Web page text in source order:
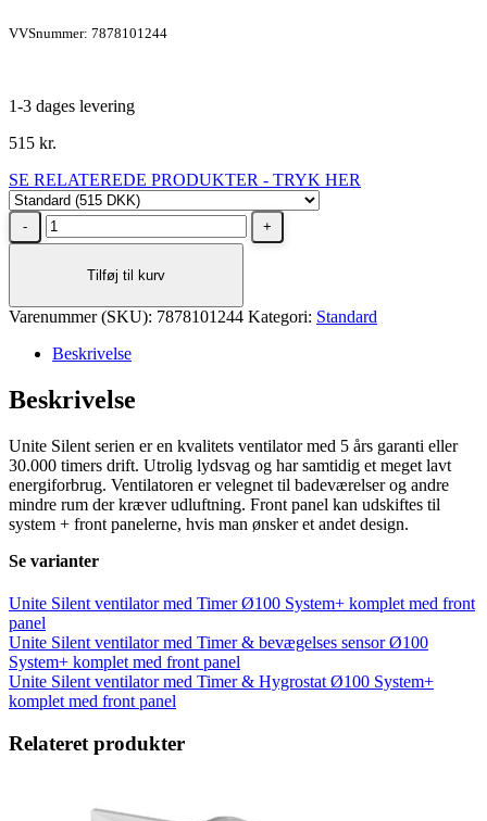
VVSnummer: 7878101244
1-3 dages levering
515 kr.
SE RELATEREDE PRODUKTER - TRYK HER
Unite
Silent
standard
System+
med
panel,
UNITE-
antal
Tilføj til kurv
Varenummer (SKU): 7878101244 Kategori: Standard
Beskrivelse
Beskrivelse
Unite Silent serien er en kvalitets ventilator med 5 års garanti eller
30.000 timers drift. Utrolig lydsvag og har samtidig et meget lavt
energiforbrug. Ventilatoren er velegnet til badeværelser og andre
mindre rum der kræver udluftning. Front panel kan udskiftes til
system + front panelerne, hvis man ønsker et andet design.
Se varianter
Unite Silent ventilator med Timer Ø100 System+ komplet med front
panel
Unite Silent ventilator med Timer & bevægelses sensor Ø100
System+ komplet med front panel
Unite Silent ventilator med Timer & Hygrostat Ø100 System+
komplet med front panel
Relateret produkter